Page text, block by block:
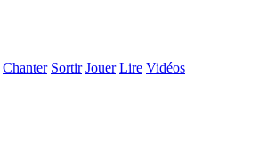
Chanter Sortir Jouer Lire Vidéos